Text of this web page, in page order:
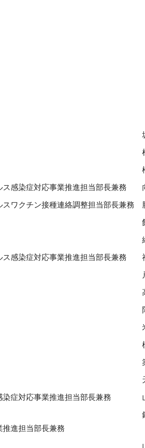
感染症対応事業推進担当部長兼務
ワクチン接種連絡調整担当部長兼務
感染症対応事業推進担当部長兼務
症対応事業推進担当部長兼務
推進担当部長兼務